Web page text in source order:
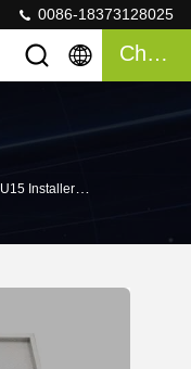
0086-18373128025
Chatten
U15 Installeren De Filters Van De Gelverbinding HEPA, HEPA-Zaal Gemakkelijke Luchtfilters Met Blauwe Jelly Glue